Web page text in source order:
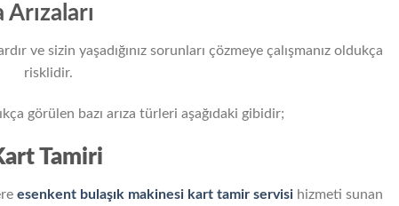
ve sizin yaşadığınız sorunları çözmeye çalışmanız oldukça
risklidir.
görülen bazı arıza türleri aşağıdaki gibidir;
Tamiri
esenkent bulaşık makinesi kart tamir servisi hizmeti sunan